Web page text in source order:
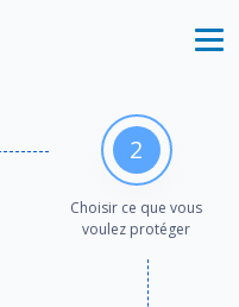
2
Choisir ce que vous
voulez protéger